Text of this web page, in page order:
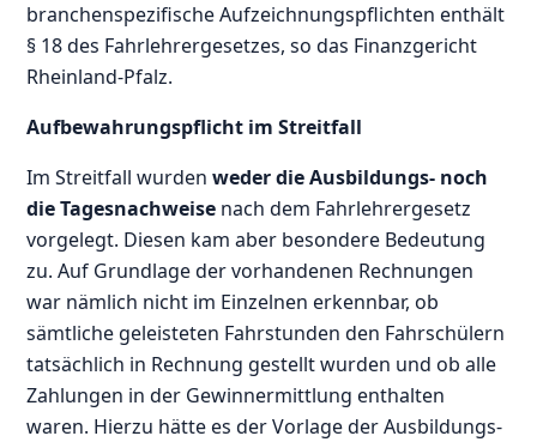
branchenspezifische Aufzeichnungspflichten enthält
§ 18 des Fahrlehrergesetzes, so das Finanzgericht
Rheinland-Pfalz.
Aufbewahrungspflicht im Streitfall
Im Streitfall wurdenweder die Ausbildungs- noch
die Tagesnachweise nach dem Fahrlehrergesetz
vorgelegt. Diesen kam aber besondere Bedeutung
zu. Auf Grundlage der vorhandenen Rechnungen
war nämlich nicht im Einzelnen erkennbar, ob
sämtliche geleisteten Fahrstunden den Fahrschülern
tatsächlich in Rechnung gestellt wurden und ob alle
Zahlungen in der Gewinnermittlung enthalten
waren. Hierzu hätte es der Vorlage der Ausbildungs-